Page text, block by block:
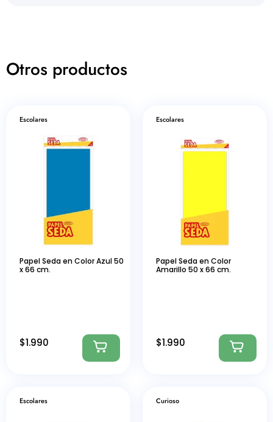
Otros productos
Escolares
Papel Seda en Color Azul 50
x 66 cm.
$1.990
Escolares
Papel Seda en Color
Amarillo 50 x 66 cm.
$1.990
Escolares Curioso